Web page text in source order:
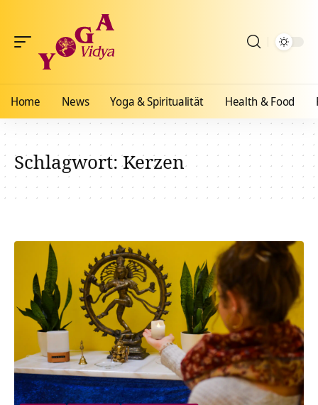
Home News Yoga & Spiritualität Health & Food
Schlagwort:Kerzen